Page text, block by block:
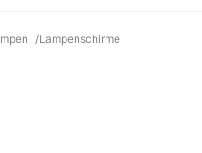
/Lampenschirme